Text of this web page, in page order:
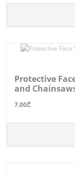
Protective
and
7.00₾